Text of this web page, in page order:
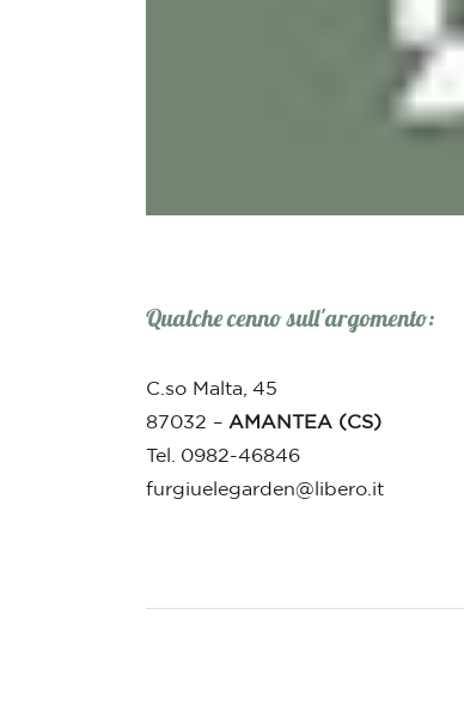
Qualche cenno sull'argomento:
C.so Malta, 45
87032 – AMANTEA (CS)
Tel. 0982-46846
furgiuelegarden@libero.it